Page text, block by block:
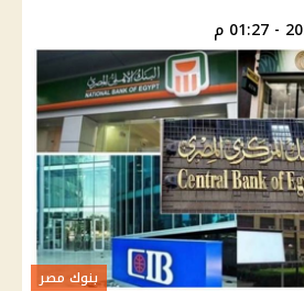
بنوك مصر